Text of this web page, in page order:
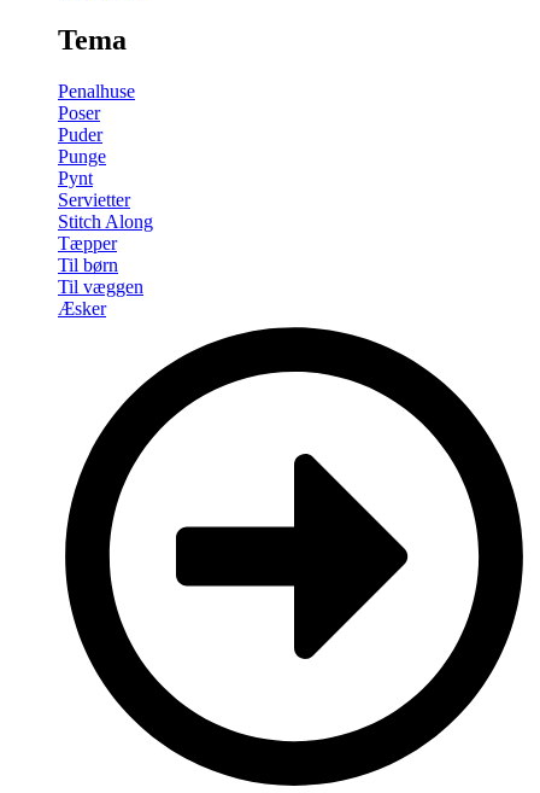
Tema
Penalhuse
Poser
Puder
Punge
Pynt
Servietter
Stitch Along
Tæpper
Til børn
Til væggen
Æsker